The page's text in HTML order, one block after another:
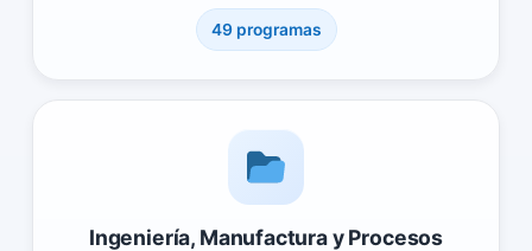
49 programas
Ingeniería, Manufactura y Procesos